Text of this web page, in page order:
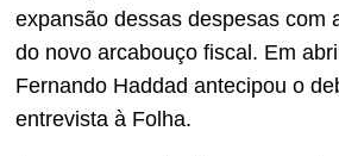
expansão dessas despesas com
do novo arcabouço fiscal. Em
Fernando Haddad antecipou o
entrevista à Folha.